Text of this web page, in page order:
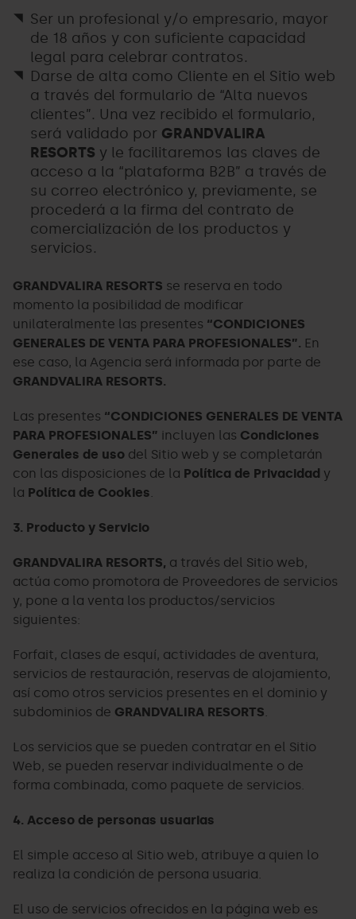
Ser un profesional y/o empresario, mayor
de 18 años y con suficiente capacidad
legal para celebrar contratos.
Darse de alta como Cliente en el Sitio web
a través del formulario de “Alta nuevos
clientes”. Una vez recibido el formulario,
será validado por GRANDVALIRA
RESORTS y le facilitaremos las claves de
acceso a la “plataforma B2B” a través de
su correo electrónico y, previamente, se
procederá a la firma del contrato de
comercialización de los productos y
servicios.
GRANDVALIRA RESORTS se reserva en todo
momento la posibilidad de modificar
unilateralmente las presentes “CONDICIONES
GENERALES DE VENTA PARA PROFESIONALES”. En
ese caso, la Agencia será informada por parte de
GRANDVALIRA RESORTS.
Las presentes “CONDICIONES GENERALES DE VENTA
PARA PROFESIONALES” incluyen las Condiciones
Generales de uso del Sitio web y se completarán
con las disposiciones de la Política de Privacidad y
la Política de Cookies.
3. Producto y Servicio
GRANDVALIRA RESORTS, a través del Sitio web,
actúa como promotora de Proveedores de servicios
y, pone a la venta los productos/servicios
siguientes:
Forfait, clases de esquí, actividades de aventura,
servicios de restauración, reservas de alojamiento,
así como otros servicios presentes en el dominio y
subdominios de GRANDVALIRA RESORTS.
Los servicios que se pueden contratar en el Sitio
Web, se pueden reservar individualmente o de
forma combinada, como paquete de servicios.
4. Acceso de personas usuarias
El simple acceso al Sitio web, atribuye a quien lo
realiza la condición de persona usuaria.
El uso de servicios ofrecidos en la página web es